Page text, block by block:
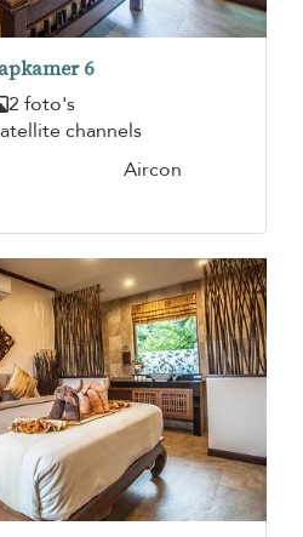
6
2 foto's
channels
Aircon